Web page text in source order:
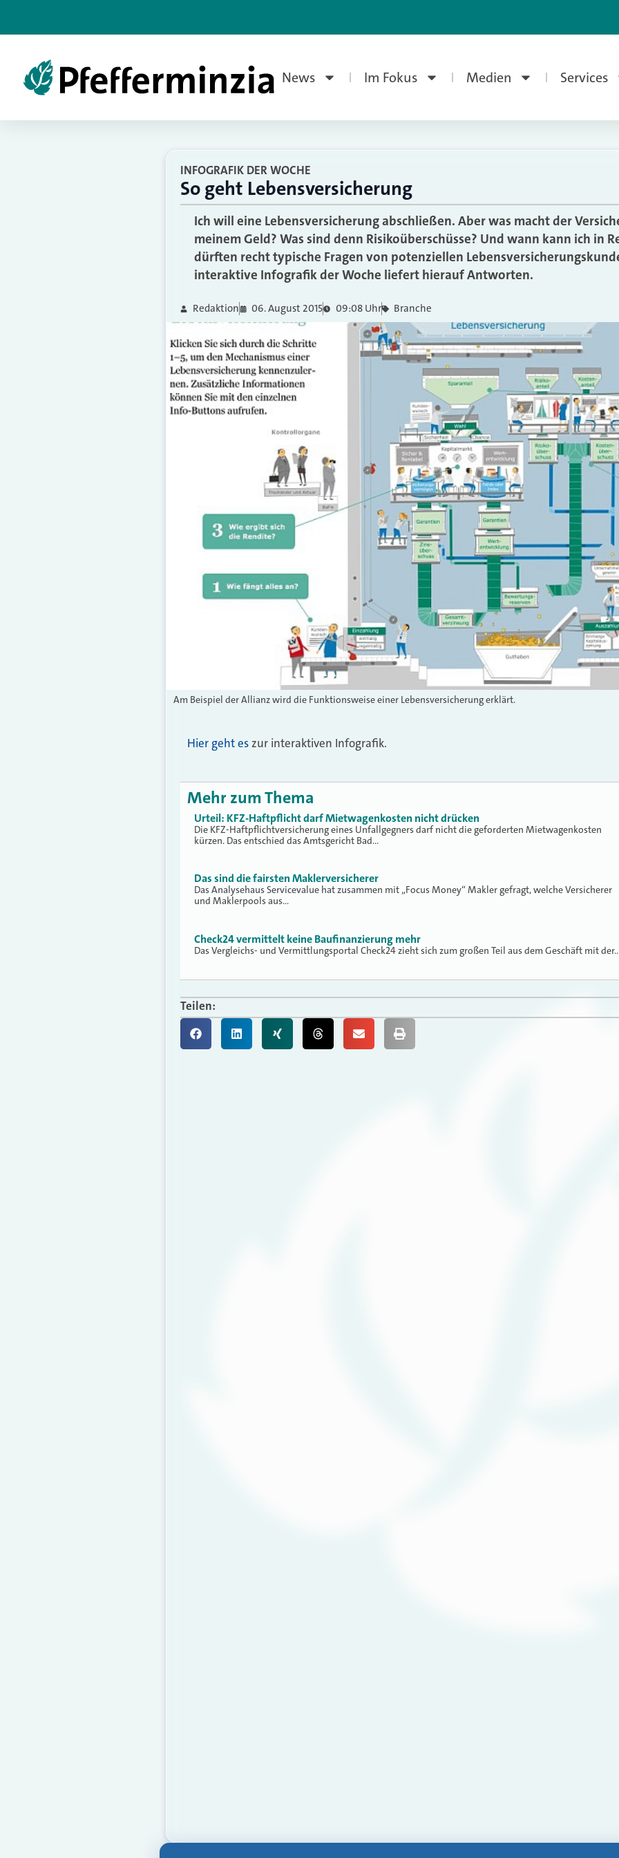
News Im Fokus Medien Services
INFOGRAFIK DER WOCHE
So geht Lebensversicherung
Ich will eine Lebensversicherung abschließen. Aber was macht der
meinem Geld? Was sind denn Risikoüberschüsse? Und wann kann ich in
dürften recht typische Fragen von potenziellen
interaktive Infografik der Woche liefert hierauf Antworten.
Redaktion 06. August 2015 09:08 Uhr Branche
Am Beispiel der Allianz wird die Funktionsweise einer Lebensversicherung erklärt.
Hier geht eszur interaktiven Infografik.
Mehr zum Thema
Urteil: KFZ-Haftpflicht darf Mietwagenkosten nicht drücken
Die KFZ-Haftpflichtversicherung eines Unfallgegners darf nicht die geforderten Mietwagenkosten
kürzen. Das entschied das Amtsgericht Bad…
Das sind die fairsten Maklerversicherer
Das Analysehaus Servicevalue hat zusammen mit „Focus Money“ Makler gefragt, welche Versicherer
und Maklerpools aus…
Check24 vermittelt keine Baufinanzierung mehr
Das Vergleichs- und Vermittlungsportal Check24 zieht sich zum großen Teil aus dem Geschäft mit
Teilen: